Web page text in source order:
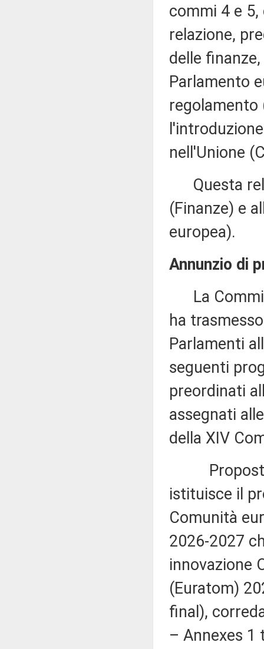
commi 4 e 5,
relazione,
delle
Parlamento
regolamento
nell'Unione
Questa
(Finanze) e
europea).
Annunzio di
La
ha
Parlamenti
seguenti
preordinati
assegnati
della XIV
Proposta
istituisce il
Comunità
2026-2027
innovazione
(Euratom)
final),
– Annexes 1